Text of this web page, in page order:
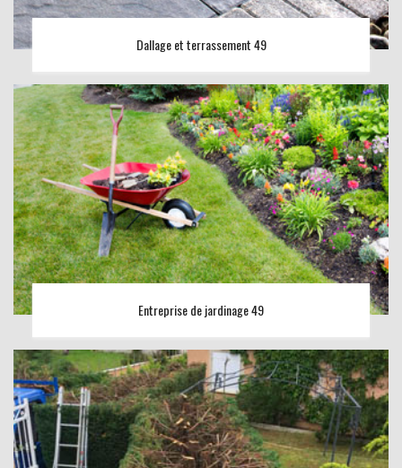
Dallage et terrassement 49
Entreprise de jardinage 49